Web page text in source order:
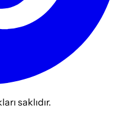
saklıdır.